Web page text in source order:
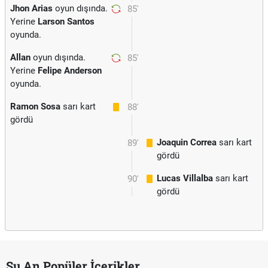
85'
Jhon Arias oyun dışında.
Yerine Larson Santos
oyunda.
85'
Allan oyun dışında.
Yerine Felipe Anderson
oyunda.
88'
Ramon Sosa sarı kart
gördü
89' Joaquin Correa sarı kart
gördü
90' Lucas Villalba sarı kart
gördü